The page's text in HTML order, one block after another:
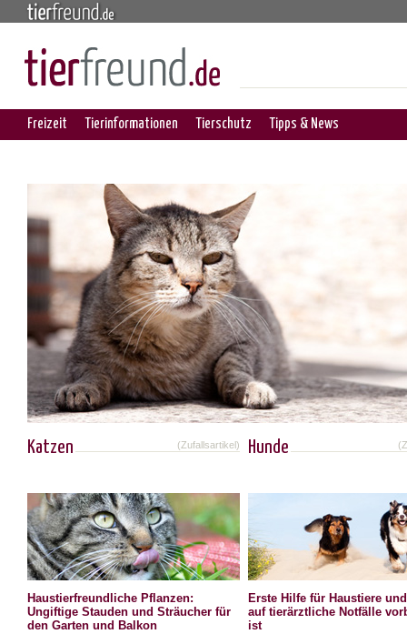
Freizeit Tierinformationen Tierschutz Tipps & News
Katzen (Zufallsartikel)
Haustierfreundliche Pflanzen:
Ungiftige Stauden und Sträucher für
den Garten und Balkon
Hunde
Erste Hilfe für Haustiere
auf tierärztliche Notfälle
ist